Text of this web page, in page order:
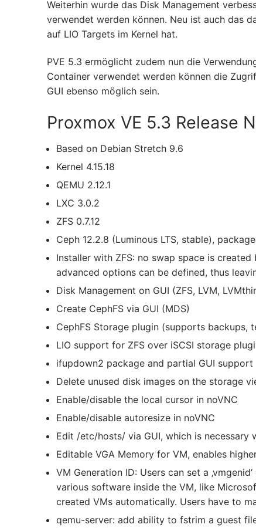
Weiterhin wurde das Disk Management
verwendet werden können. Neu ist auch das
auf LIO Targets im Kernel hat.
PVE 5.3 ermöglicht zudem nun die
Container verwendet werden können die
GUI ebenso möglich sein.
Proxmox VE 5.3 Release
Based on Debian Stretch 9.6
Kernel 4.15.18
QEMU 2.12.1
LXC 3.0.2
ZFS 0.7.12
Ceph 12.2.8 (Luminous LTS, stable),
Installer with ZFS: no swap space is
advanced options can be defined, thus
Disk Management on GUI (ZFS, LVM,
Create CephFS via GUI (MDS)
CephFS Storage plugin (supports backups,
LIO support for ZFS over iSCSI storage
ifupdown2 package and partial GUI support
Delete unused disk images on the storage
Enable/disable the local cursor in noVNC
Enable/disable autoresize in noVNC
Edit /etc/hosts/ via GUI, which is necessary
Editable VGA Memory for VM, enables
VM Generation ID: Users can set a
various software inside the VM, like
created VMs automatically. Users have to
qemu-server: add ability to fstrim a guest